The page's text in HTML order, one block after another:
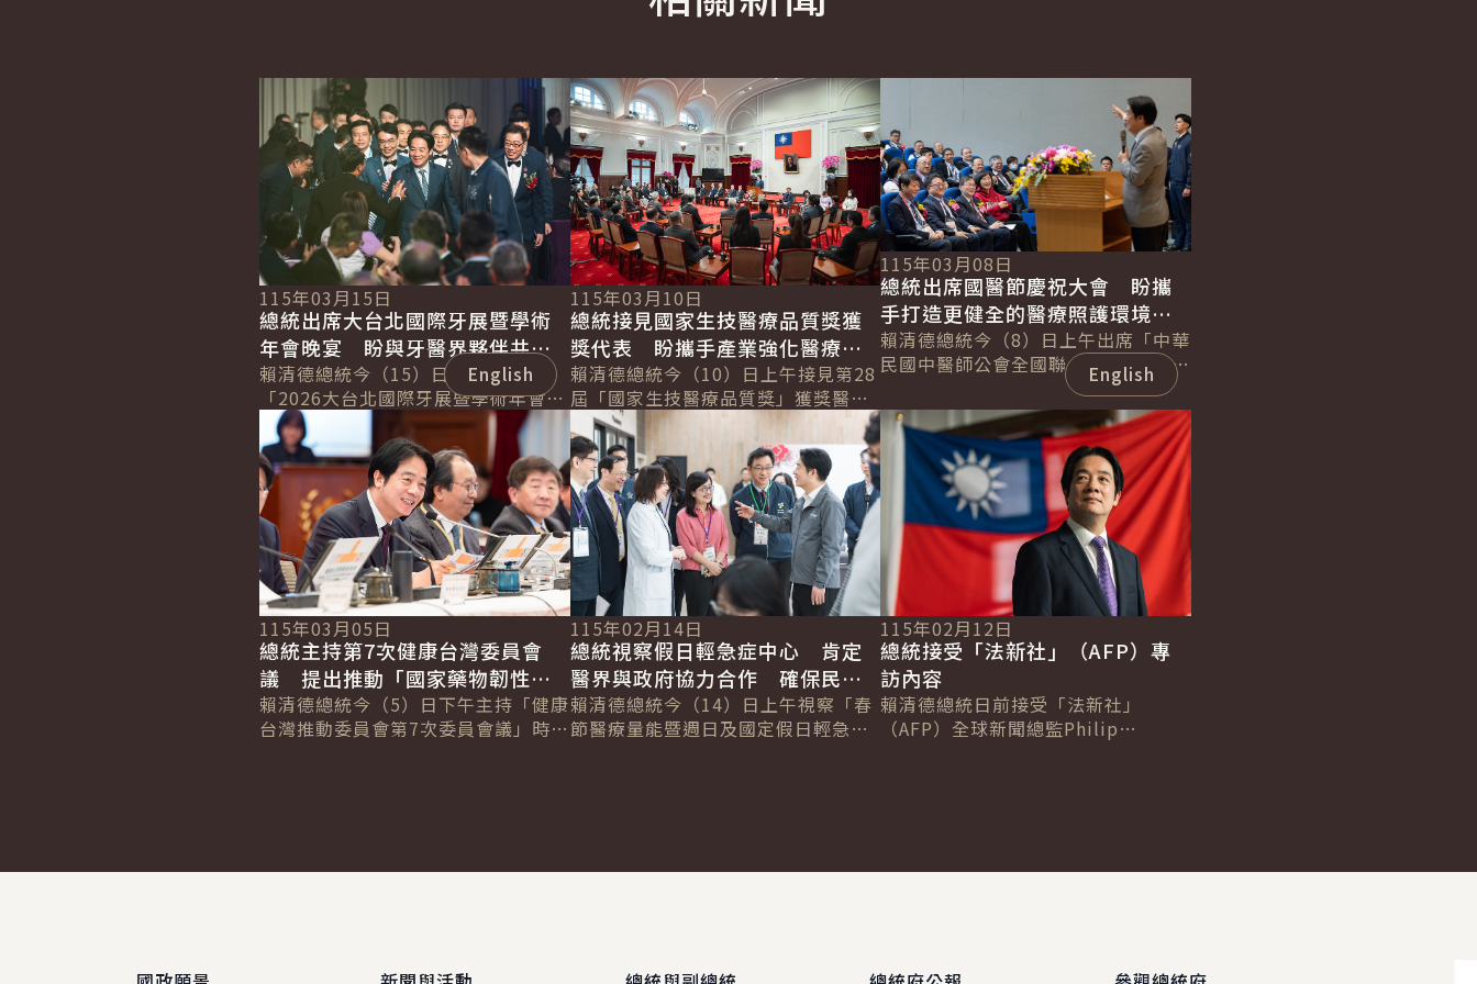
詳細內容
115年03月15日
總統出席大台北國際牙展暨學術
年會晚宴 盼與牙醫界夥伴共同
朝全民健康的目標邁進
賴清德總統今（15）日晚間出席
「2026大台北國際牙展暨學術年會晚
宴」，肯定牙醫界長期投入社區服務
民眾的精神，期盼未來與牙醫界夥伴
共同努力，...
詳細內容
115年03月10日
總統接見國家生技醫療品質獎獲
獎代表 盼攜手產業強化醫療韌
性 讓臺灣技術走向國際
賴清德總統今（10）日上午接見第28
屆「國家生技醫療品質獎」獲獎醫護
機構暨生醫產業代表，感謝所有獲獎
機構對臺灣生技醫療發展的貢獻。並
表示，生...
詳細內容
115年03月08日
總統出席國醫節慶祝大會 盼攜
手打造更健全的醫療照護環境
共同為國人健康努力
賴清德總統今（8）日上午出席「中華
民國中醫師公會全國聯合會慶祝第96
屆國醫節暨2026國際中醫藥臨床學術
大會」時表示，政府將持續推動長照
3....
詳細內容
115年03月05日
總統主持第7次健康台灣委員會
議 提出推動「國家藥物韌性整
備計畫」 強化藥品供應韌性
賴清德總統今（5）日下午主持「健康
台灣推動委員會第7次委員會議」時表
English
詳細內容
115年02月14日
總統視察假日輕急症中心 肯定
醫界與政府協力合作 確保民眾
春節期間獲得妥善醫療照護
賴清德總統今（14）日上午視察「春
節醫療量能暨週日及國定假日輕急症
詳細內容
115年02月12日
總統接受「法新社」（AFP）專
訪內容
賴清德總統日前接受「法新社」
（AFP）全球新聞總監Philip
English